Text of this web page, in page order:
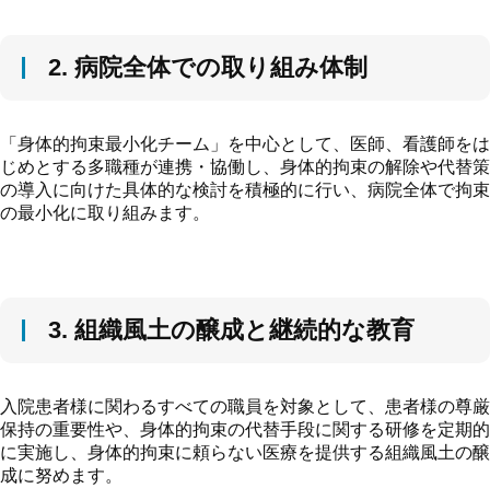
2. 病院全体での取り組み体制
「身体的拘束最小化チーム」を中心として、医師、看護師をは
じめとする多職種が連携・協働し、身体的拘束の解除や代替策
の導入に向けた具体的な検討を積極的に行い、病院全体で拘束
の最小化に取り組みます。
3. 組織風土の醸成と継続的な教育
入院患者様に関わるすべての職員を対象として、患者様の尊厳
保持の重要性や、身体的拘束の代替手段に関する研修を定期的
に実施し、身体的拘束に頼らない医療を提供する組織風土の醸
成に努めます。